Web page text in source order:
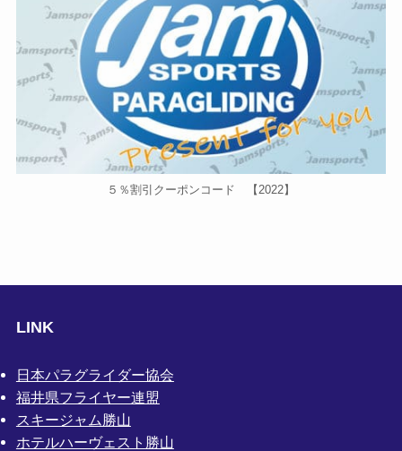
５％割引クーポンコード 【2022】
LINK
日本パラグライダー協会
福井県フライヤー連盟
スキージャム勝山
ホテルハーヴェスト勝山